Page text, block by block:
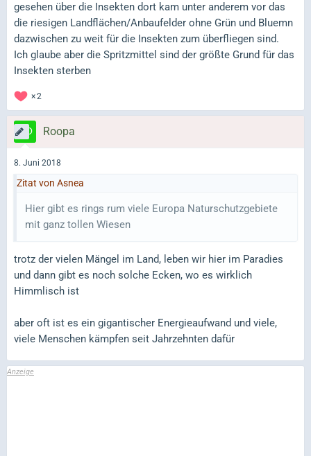
gesehen über die Insekten dort kam unter anderem vor das
die riesigen Landflächen/Anbaufelder ohne Grün und Bluemn
dazwischen zu weit für die Insekten zum überfliegen sind.
Ich glaube aber die Spritzmittel sind der größte Grund für das
Insekten sterben
2
Roopa
8. Juni 2018
Zitat von Asnea
Hier gibt es rings rum viele Europa Naturschutzgebiete
mit ganz tollen Wiesen
trotz der vielen Mängel im Land, leben wir hier im Paradies
und dann gibt es noch solche Ecken, wo es wirklich
Himmlisch ist
aber oft ist es ein gigantischer Energieaufwand und viele,
viele Menschen kämpfen seit Jahrzehnten dafür